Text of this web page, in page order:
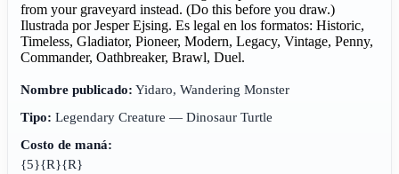
from your graveyard instead. (Do this before you draw.)
Ilustrada por Jesper Ejsing. Es legal en los formatos: Historic,
Timeless, Gladiator, Pioneer, Modern, Legacy, Vintage, Penny,
Commander, Oathbreaker, Brawl, Duel.
Nombre publicado: Yidaro, Wandering Monster
Tipo: Legendary Creature — Dinosaur Turtle
Costo de maná:
{5}{R}{R}